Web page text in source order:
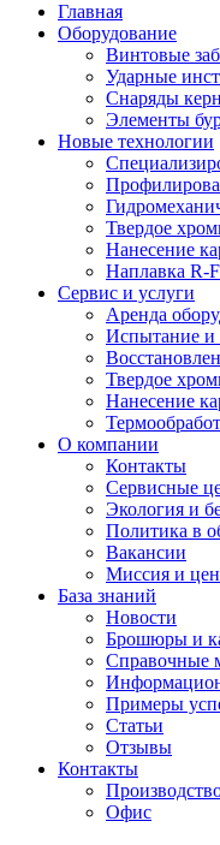
Главная
Оборудование
Винтовые
Ударные
Снаряды
Элементы
Новые технологии
Твердое
Нанесение
Наплавка R-
Сервис и услуги
Аренда
Испытание и
Твердое
Нанесение
О компании
Контакты
Сервисные
Экология и
Политика в
Вакансии
Миссия и
База знаний
Новости
Брошюры и
Справочные
Примеры
Статьи
Отзывы
Контакты
Офис